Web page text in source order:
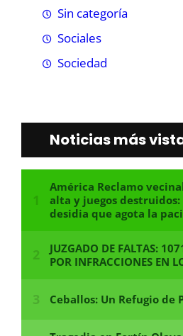
Sin categoría
Sociales
Sociedad
Noticias más